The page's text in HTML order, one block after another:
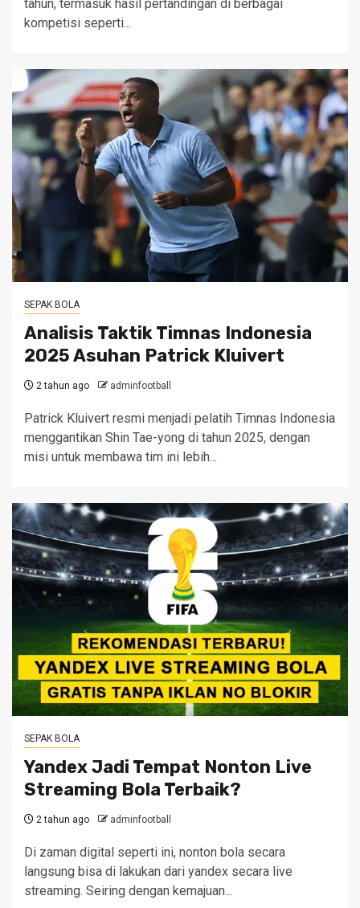
tahun, termasuk hasil pertandingan di berbagai
kompetisi seperti...
SEPAK BOLA
Analisis Taktik Timnas Indonesia
2025 Asuhan Patrick Kluivert
2 tahun ago adminfootball
Patrick Kluivert resmi menjadi pelatih Timnas Indonesia
menggantikan Shin Tae-yong di tahun 2025, dengan
misi untuk membawa tim ini lebih...
SEPAK BOLA
Yandex Jadi Tempat Nonton Live
Streaming Bola Terbaik?
2 tahun ago adminfootball
Di zaman digital seperti ini, nonton bola secara
langsung bisa di lakukan dari yandex secara live
streaming. Seiring dengan kemajuan...